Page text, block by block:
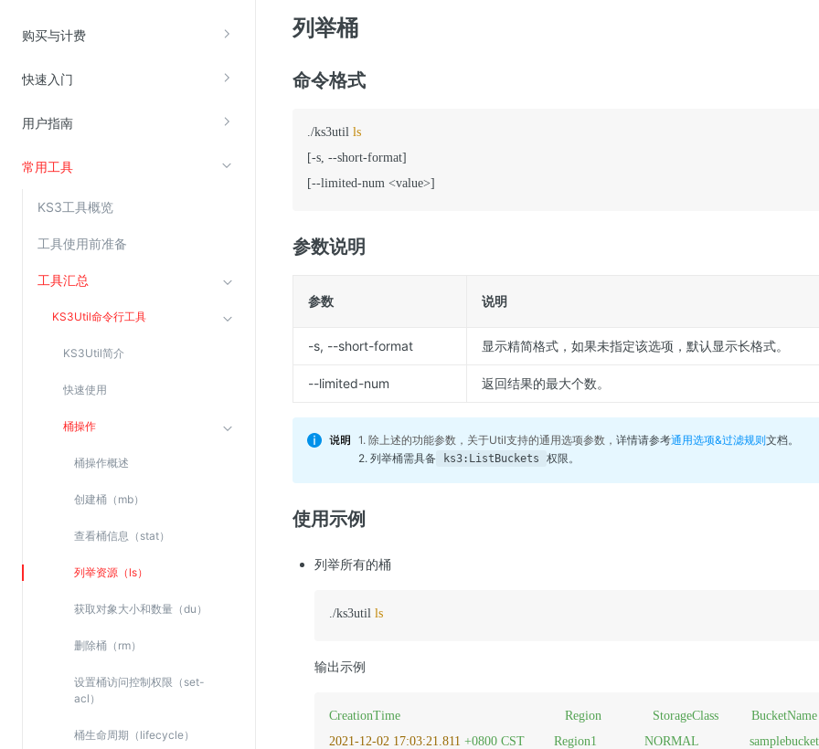
购买与计费
快速入门
用户指南
常用工具
KS3工具概览
工具使用前准备
工具汇总
KS3Util命令行工具
KS3Util简介
快速使用
桶操作
桶操作概述
创建桶（mb）
查看桶信息（stat）
列举资源（ls）
获取对象大小和数量（du）
删除桶（rm）
设置桶访问控制权限（set-
acl）
桶生命周期（lifecycle）
在线迁移服务
视频云服务
云直播(KLS)
边缘节点计算
大模型应用防火墙
渗透测试
主机安全
Web应用防火墙(WAF)
应急响应
欧盟数据保护条例（GDPR）
列举桶
命令格式
./ks3util ls
[-s, --short-format]
[--limited-num <value>]
参数说明
参数 说明
-s, --short-format 显示精简格式，如果未指定该选项，默认显示长格式。
--limited-num 返回结果的最大个数。
1. 除上述的功能参数，关于Util支持的通用选项参数， 详情请参考通用选项&过滤规则文档。
2. 列举桶需具备 ks3:ListBuckets 权限。
使用示例
列举所有的桶
./ks3util ls
输出示例
CreationTime Region StorageClass
BucketName
2021-12-02 17:03:21.811 +0800 CST Region1 NORMAL